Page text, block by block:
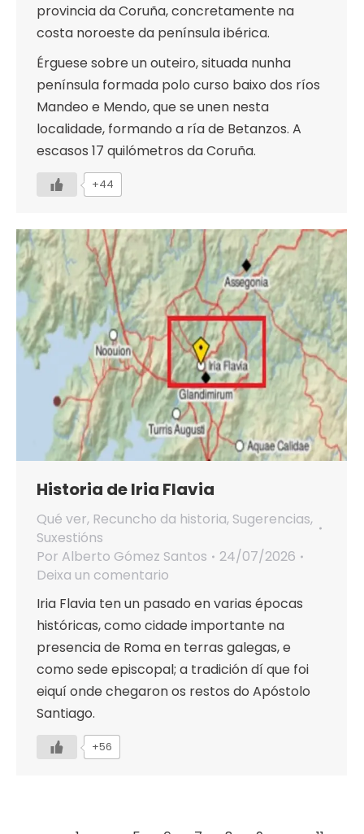
provincia da Coruña, concretamente na
costa noroeste da península ibérica.
Érguese sobre un outeiro, situada nunha
península formada polo curso baixo dos ríos
Mandeo e Mendo, que se unen nesta
localidade, formando a ría de Betanzos. A
escasos 17 quilómetros da Coruña.
+44
Historia de Iria Flavia
Qué ver, Recuncho da historia, Sugerencias,
Suxestións
Por Alberto Gómez Santos
24/07/2026
Deixa un comentario
Iria Flavia ten un pasado en varias épocas
históricas, como cidade importante na
presencia de Roma en terras galegas, e
como sede episcopal; a tradición dí que foi
eiquí onde chegaron os restos do Apóstolo
Santiago.
+56